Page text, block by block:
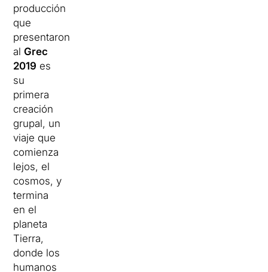
producción
que
presentaron
alGrec
2019 es
su
primera
creación
grupal, un
viaje que
comienza
lejos, el
cosmos, y
termina
en el
planeta
Tierra,
donde los
humanos